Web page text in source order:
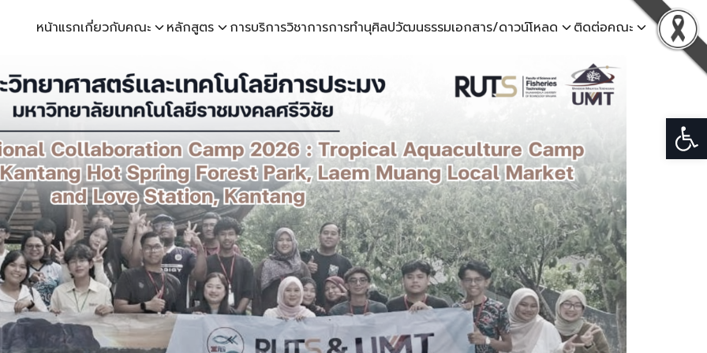
หน้าแรกเกี่ยวกับคณะ หลักสูตร การบริการวิชาการการทำนุศิลปวัฒนธรรมเอกสาร/ดาวน์โหลด
ติดต่อคณะ